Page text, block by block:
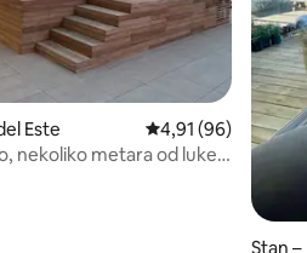
10
Este Prosječna ocjena:
4,91 (96)
nekoliko metara od luke
Stan